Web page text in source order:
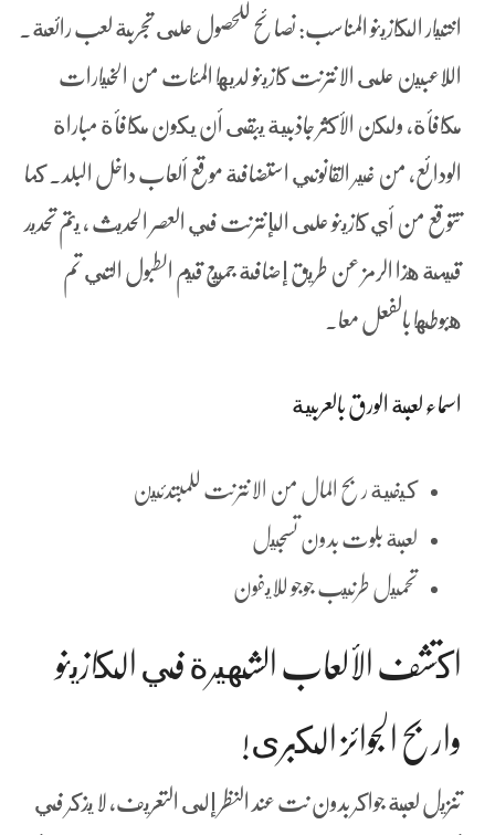
اختيار الكازينو المناسب: نصائح للحصول على تجربة لعب رائعة.
اللاعبين على الانترنت كازينو لديها المئات من الخيارات
مكافأة, ولكن الأكثر جاذبية يبقى أن يكون مكافأة مباراة
الودائع، من غير القانوني استضافة موقع ألعاب داخل البلد.كما
تتوقع من أي كازينو على الإنترنت في العصر الحديث ، يتم تحديد
قيمة هذا الرمز عن طريق إضافة جميع قيم الطبول التي تم
هبوطها بالفعل معا.
اسماء لعبة الورق بالعربية
كيفية ربح المال من الانترنت للمبتدئين
لعبة بلوت بدون تسجيل
تحميل طرنيب جوجو للايفون
اكتشف الألعاب الشهيرة في الكازينو
واربح الجوائز الكبرى!
تنزيل لعبة جواكر بدون نت عند النظر إلى التعريف, لا يذكر في